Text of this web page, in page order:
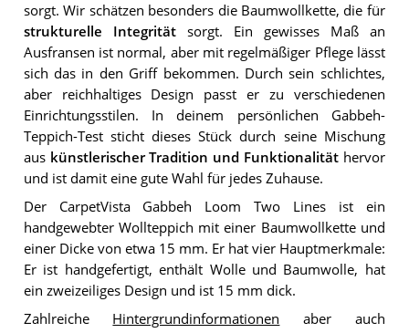
sorgt. Wir schätzen besonders die Baumwollkette, die für
strukturelle Integritätsorgt. Ein gewisses Maß an
Ausfransen ist normal, aber mit regelmäßiger Pflege lässt
sich das in den Griff bekommen. Durch sein schlichtes,
aber reichhaltiges Design passt er zu verschiedenen
Einrichtungsstilen. In deinem persönlichen Gabbeh-
Teppich-Test sticht dieses Stück durch seine Mischung
aus künstlerischer Tradition und Funktionalität hervor
und ist damit eine gute Wahl für jedes Zuhause.
Der CarpetVista Gabbeh Loom Two Lines ist ein
handgewebter Wollteppich mit einer Baumwollkette und
einer Dicke von etwa 15 mm. Er hat vier Hauptmerkmale:
Er ist handgefertigt, enthält Wolle und Baumwolle, hat
ein zweizeiliges Design und ist 15 mm dick.
Zahlreiche Hintergrundinformationen aber auch